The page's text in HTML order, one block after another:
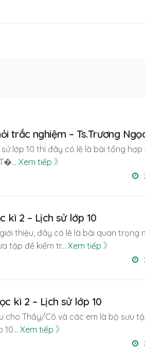
trắc nghiệm – Ts.Trương
lớp 10 thì đây có lẽ là bài tổng
... Xem tiếp
kì 2 – Lịch sử lớp 10
thiệu, đây có lẽ là bài quan trọng
tập đề kiểm tr... Xem tiếp
kì 2 – Lịch sử lớp 10
cho Thầy/Cô và các em là bộ sưu
10... Xem tiếp